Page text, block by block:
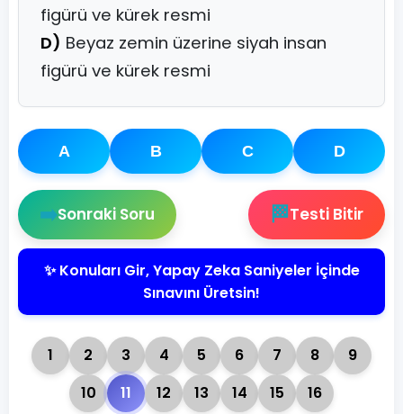
figürü ve kürek resmi
D) Beyaz zemin üzerine siyah insan
figürü ve kürek resmi
A B C D
➡️Sonraki Soru 🏁Testi Bitir
✨ Konuları Gir, Yapay Zeka Saniyeler İçinde
Sınavını Üretsin!
1 2 3 4 5 6 7 8
9
10
11 12 13 14 15 16